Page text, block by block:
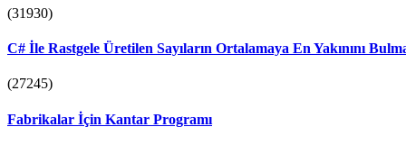
(31930)
C# İle Rastgele Üretilen Sayıların Ortalamaya En Yakınını
(27245)
Fabrikalar İçin Kantar Programı